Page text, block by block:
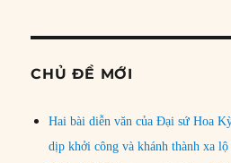
CHỦ ĐỀ MỚI
Hai bài diễn văn của Đại sứ Hoa
dịp khởi công và khánh thành xa